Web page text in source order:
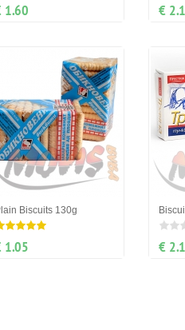
1.60 €
Biscuits 130g
1.05 €